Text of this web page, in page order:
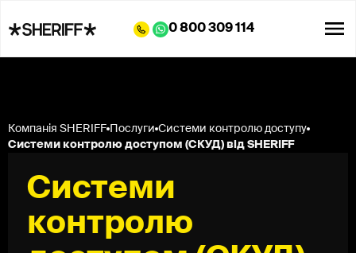
0 800 309 114
Компанія SHERIFF Послуги Системи контролю доступу
Системи контролю доступом (СКУД) від SHERIFF
Системи
контролю